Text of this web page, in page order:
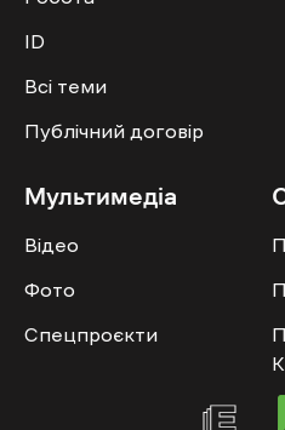
ID
Всі теми
Публічний договір
Мультимедіа
Відео
Фото
Спецпроєкти